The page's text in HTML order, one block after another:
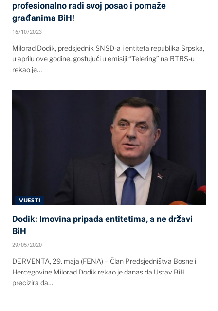
profesionalno radi svoj posao i pomaže
građanima BiH!
16/10/2023
Milorad Dodik, predsjednik SNSD-a i entiteta republika Srpska,
u aprilu ove godine, gostujući u emisiji “Telering” na RTRS-u
rekao je…
VIJESTI
Dodik: Imovina pripada entitetima, a ne državi
BiH
29/05/2020
DERVENTA, 29. maja (FENA) – Član Predsjedništva Bosne i
Hercegovine Milorad Dodik rekao je danas da Ustav BiH
precizira da…